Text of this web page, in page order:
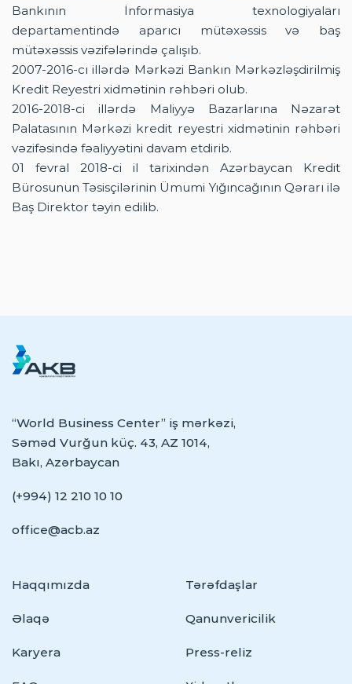
Bankının İnformasiya texnologiyaları
departamentində aparıcı mütəxəssis və baş
mütəxəssis vəzifələrində çalışıb.
2007-2016-cı illərdə Mərkəzi Bankın Mərkəzləşdirilmiş
Kredit Reyestri xidmətinin rəhbəri olub.
2016-2018-ci illərdə Maliyyə Bazarlarına Nəzarət
Palatasının Mərkəzi kredit reyestri xidmətinin rəhbəri
vəzifəsində fəaliyyətini davam etdirib.
01 fevral 2018-ci il tarixindən Azərbaycan Kredit
Bürosunun Təsisçilərinin Ümumi Yığıncağının Qərarı ilə
Baş Direktor təyin edilib.
“World Business Center” iş mərkəzi,
Səməd Vurğun küç. 43, AZ 1014,
Bakı, Azərbaycan
(+994) 12 210 10 10
office@acb.az
Haqqımızda Tərəfdaşlar
Əlaqə Qanunvericilik
Karyera Press-reliz